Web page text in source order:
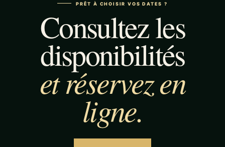
PRÊT À CHOISIR VOS DATES ?
Consultez les
disponibilités
et réservez en
ligne.